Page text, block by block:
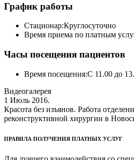
График работы
Стационар:Круглосуточно
Время приема по платным
Часы посещения пациентов
Время посещения:С 11.00 до
Видеогалерея
1 Июль 2016.
Красота без изъянов. Работа
реконструктивной хирургии в
ПРАВИЛА ПОЛУЧЕНИЯ ПЛАТНЫХ УСЛУГ